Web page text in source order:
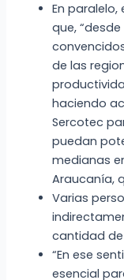
En paralelo,
que,
de las
haciendo
Sercotec
puedan
medianas
Araucanía,
Varias
cantidad
“En ese
esencial